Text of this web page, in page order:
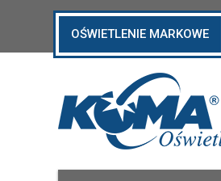
OŚWIETLENIE MARKOWE